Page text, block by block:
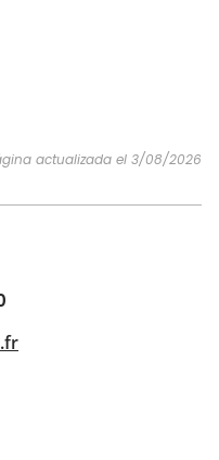
actualizada el 3/08/2026